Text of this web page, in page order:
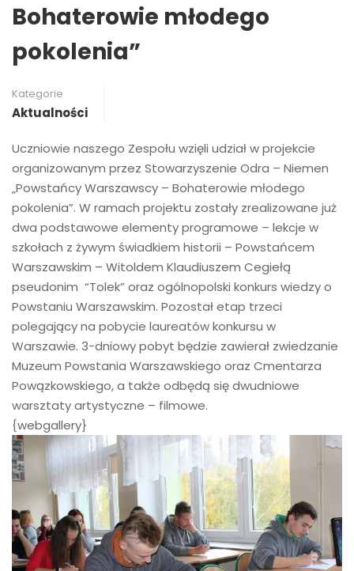
Bohaterowie młodego
pokolenia”
Kategorie
Aktualności
Uczniowie naszego Zespołu wzięli udział w projekcie
organizowanym przez Stowarzyszenie Odra – Niemen
„Powstańcy Warszawscy – Bohaterowie młodego
pokolenia”. W ramach projektu zostały zrealizowane już
dwa podstawowe elementy programowe – lekcje w
szkołach z żywym świadkiem historii – Powstańcem
Warszawskim – Witoldem Klaudiuszem Cegiełą
pseudonim “Tolek” oraz ogólnopolski konkurs wiedzy o
Powstaniu Warszawskim. Pozostał etap trzeci
polegający na pobycie laureatów konkursu w
Warszawie. 3-dniowy pobyt będzie zawierał zwiedzanie
Muzeum Powstania Warszawskiego oraz Cmentarza
Powązkowskiego, a także odbędą się dwudniowe
warsztaty artystyczne – filmowe.
{webgallery}